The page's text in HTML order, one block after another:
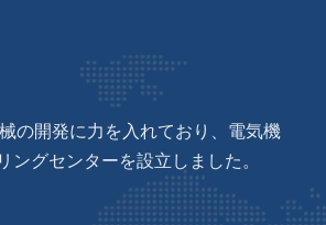
の開発に力を入れており、電気機
ングセンターを設立しました。